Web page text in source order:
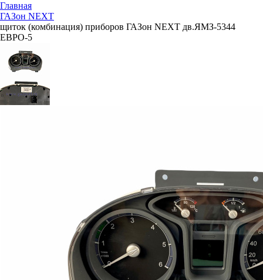
Главная
ГАЗон NEXT
щиток (комбинация) приборов ГАЗон NEXT дв.ЯМЗ-5344
ЕВРО-5